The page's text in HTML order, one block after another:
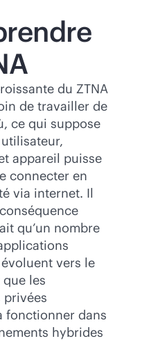
du ZTNA
de travailler de
ce qui suppose
appareil puisse
connecter en
via internet. Il
qu’un nombre
vers le
que les
fonctionner dans
hybrides